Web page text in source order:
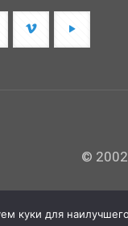
©
куки для